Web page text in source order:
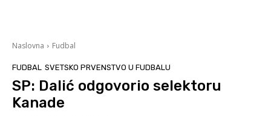
Naslovna Fudbal
FUDBAL SVETSKO PRVENSTVO U FUDBALU
SP: Dalić odgovorio selektoru
Kanade